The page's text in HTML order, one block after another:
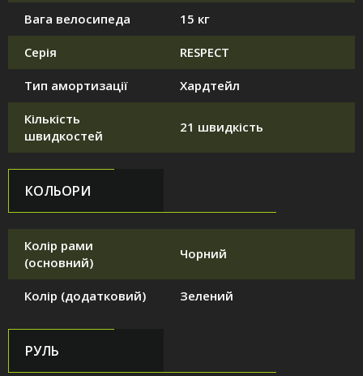
Вага велосипеда 15 кг
Серія RESPECT
Тип амортизації Хардтейл
Кількість
швидкостей
21 швидкість
КОЛЬОРИ
Колір рами
(основний)
Чорний
Колір (додатковий) Зелений
РУЛЬ